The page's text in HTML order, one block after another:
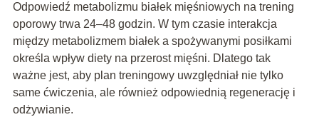
Odpowiedź metabolizmu białek mięśniowych na trening
oporowy trwa 24–48 godzin. W tym czasie interakcja
między metabolizmem białek a spożywanymi posiłkami
określa wpływ diety na przerost mięśni. Dlatego tak
ważne jest, aby plan treningowy uwzględniał nie tylko
same ćwiczenia, ale również odpowiednią regenerację i
odżywianie.